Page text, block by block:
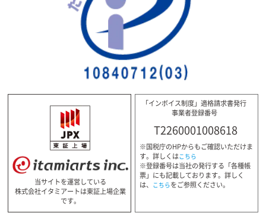
当サイトを運営している
株式会社イタミアートは東証上場企業
です。
「インボイス制度」適格請求書発行
事業者登録番号
T2260001008618
※国税庁のHPからもご確認いただけま
す。詳しくはこちら
※登録番号は当社の発行する「各種帳
票」にも記載しております。詳しく
は、 こちらをご参照ください。